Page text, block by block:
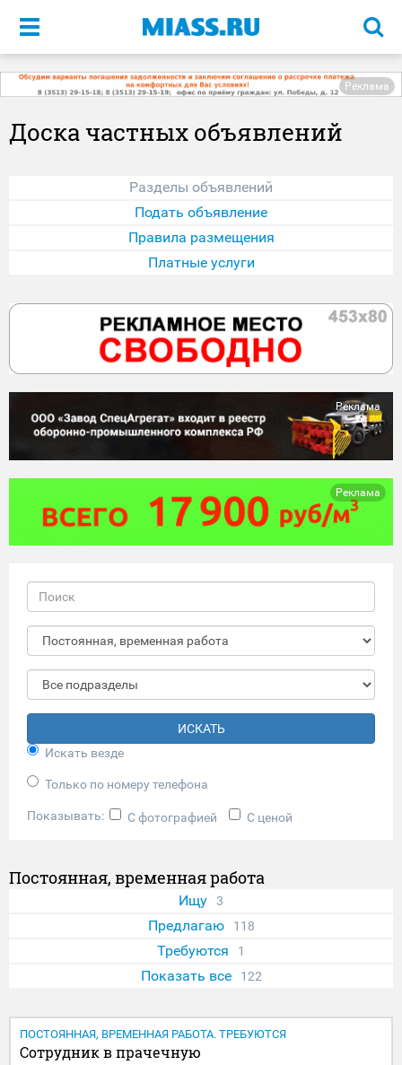
Меню
Реклама
Доска частных объявлений
Разделы объявлений
Подать объявление
Правила размещения
Платные услуги
Реклама
Реклама
ИСКАТЬ
Искать везде
Только по номеру телефона
Показывать: С фотографией С ценой
Постоянная, временная работа
Ищу 3
Предлагаю 118
Требуются 1
Показать все 122
ПОСТОЯННАЯ, ВРЕМЕННАЯ РАБОТА. ТРЕБУЮТСЯ
Сотрудник в прачечную